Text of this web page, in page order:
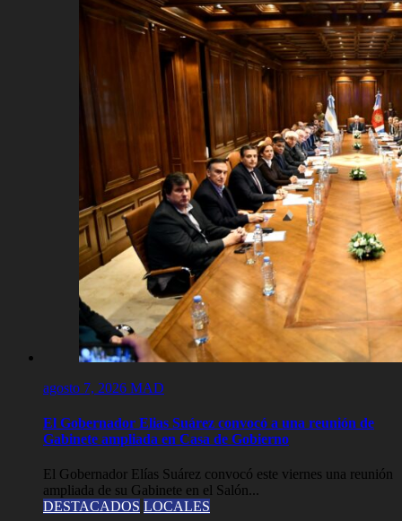
agosto 7, 2026 MAD
El Gobernador Elias Suárez convocó a una reunión de
Gabinete ampliada en Casa de Gobierno
El Gobernador Elías Suárez convocó este viernes una reunión
ampliada de su Gabinete en el Salón...
DESTACADOS LOCALES